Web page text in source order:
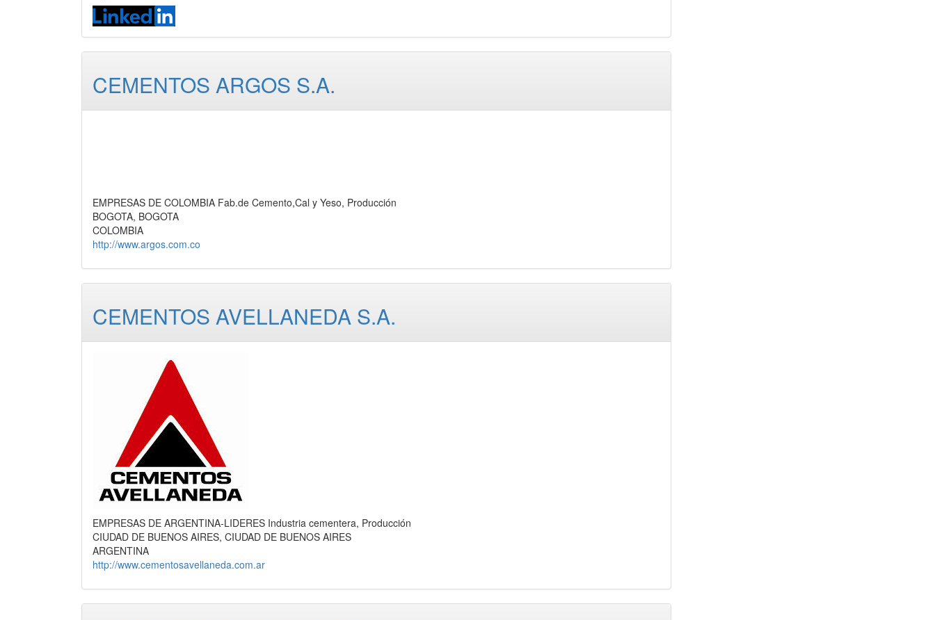
CEMENTOS ARGOS S.A.
EMPRESAS DE COLOMBIA Fab.de Cemento,Cal y Yeso, Producción
BOGOTA, BOGOTA
COLOMBIA
http://www.argos.com.co
CEMENTOS AVELLANEDA S.A.
EMPRESAS DE ARGENTINA-LIDERES Industria cementera, Producción
CIUDAD DE BUENOS AIRES, CIUDAD DE BUENOS AIRES
ARGENTINA
http://www.cementosavellaneda.com.ar